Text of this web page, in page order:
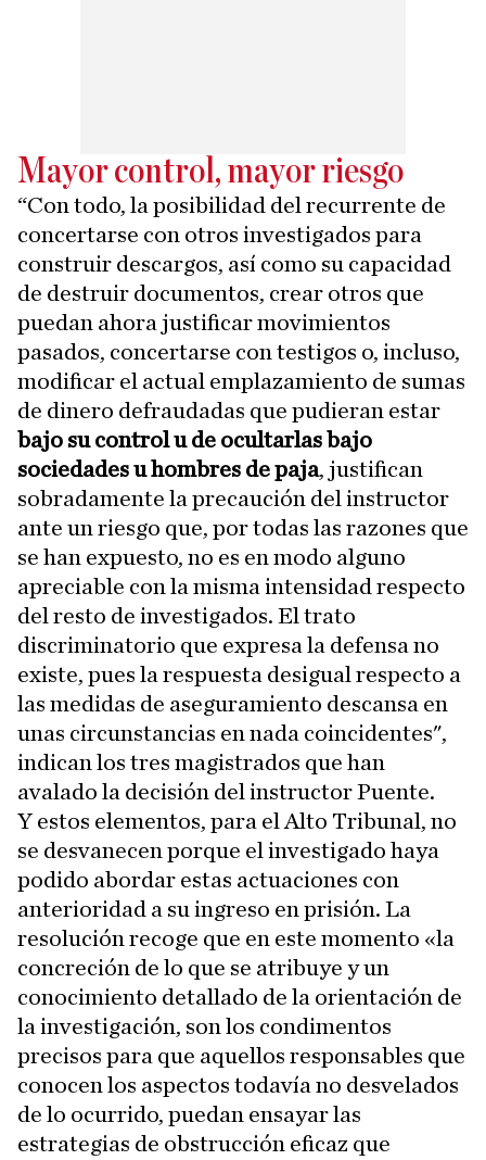
Mayor control, mayor riesgo
“Con todo, la posibilidad del recurrente de
concertarse con otros investigados para
construir descargos, así como su capacidad
de destruir documentos, crear otros que
puedan ahora justificar movimientos
pasados, concertarse con testigos o, incluso,
modificar el actual emplazamiento de sumas
de dinero defraudadas que pudieran estar
bajo su control u de ocultarlas bajo
sociedades u hombres de paja, justifican
sobradamente la precaución del instructor
ante un riesgo que, por todas las razones que
se han expuesto, no es en modo alguno
apreciable con la misma intensidad respecto
del resto de investigados. El trato
discriminatorio que expresa la defensa no
existe, pues la respuesta desigual respecto a
las medidas de aseguramiento descansa en
unas circunstancias en nada coincidentes",
indican los tres magistrados que han
avalado la decisión del instructor Puente.
Y estos elementos, para el Alto Tribunal, no
se desvanecen porque el investigado haya
podido abordar estas actuaciones con
anterioridad a su ingreso en prisión. La
resolución recoge que en este momento «la
concreción de lo que se atribuye y un
conocimiento detallado de la orientación de
la investigación, son los condimentos
precisos para que aquellos responsables que
conocen los aspectos todavía no desvelados
de lo ocurrido, puedan ensayar las
estrategias de obstrucción eficaz que